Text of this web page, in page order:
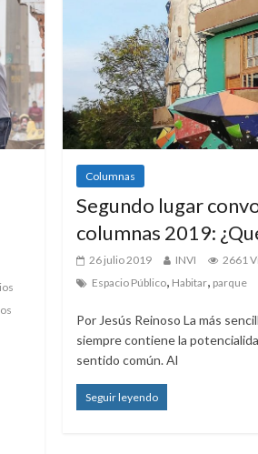
Columnas
Segundo lugar
columnas 2019:
26 julio 2019 INVI 2661
Espacio Público, Habitar, parque
Por Jesús Reinoso La más
siempre contiene la
sentido común. Al
Seguir leyendo